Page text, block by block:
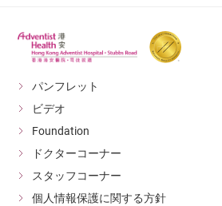
パンフレット
ビデオ
Foundation
ドクターコーナー
スタッフコーナー
個人情報保護に関する方針